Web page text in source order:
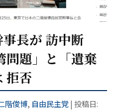
長が 訪中断
問題」と「遺棄
拒否
階俊博, 自由民主党| 投稿日: